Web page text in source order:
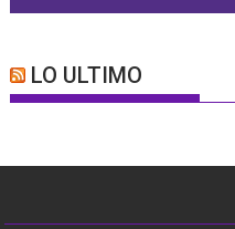
LO ULTIMO